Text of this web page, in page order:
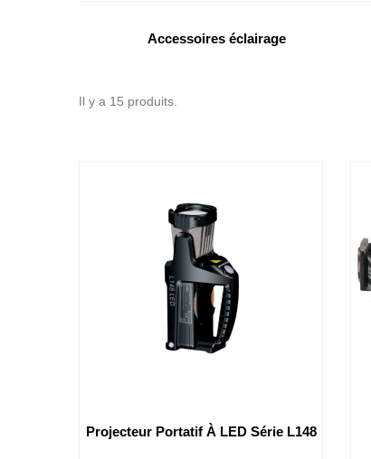
Accessoires éclairage
Il y a 15 produits.
Projecteur Portatif À LED Série L148